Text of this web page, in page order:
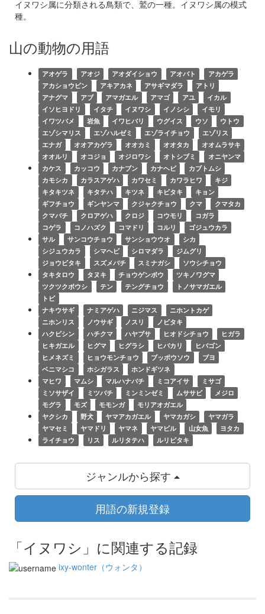
イヌワシ属に分類される鳥類で、鷲の一種。イヌワシ属の模式
種。
山の動物の用語
アオゲラ アオジ アオダイショウ アオバト
アカゲラ
アカショウビン
アキアカネ アサギマダラ
アトリ
アナグマ
アブ アマガエル アマゴ アユ
イカル
イソヒヨドリ
イタチ イヌワシ イノシシ
イモリ
イワツバメ
岩魚 イワヒバリ ウグイス ウソ
ウトウ
エゾシマリス
エゾハルゼミ エゾライチョウ
エゾリス
エナガ
オオアカゲラ オオカミ オオタカ
オオムラサキ
オオルリ
オコジョ オジロワシ オトシブミ
オニヤンマ
カケス
カッコウ カナブン カナヘビ
カブトムシ
カモシカ
カラスアゲハ カワセミ カワラヒワ
キジ
キタキツネ
キタテハ キツネ キビタキ
キョン
ギフチョウ
ギンヤンマ クジャクチョウ クマ
クマタカ
クマバチ
クロアゲハ クロジ コウモリ
コガラ
コゲラ
コノハズク コマドリ コルリ
ゴジュウカラ
サル
サンコウチョウ サンショウウオ
シカ
シジュウカラ
シマヘビ シロマダラ
ジムグリ
ジョウビタキ
スズメバチ スミナガシ
ソウシチョウ
タキタロウ
タヌキ チョウゲンボウ
ツキノワグマ
ツクツクボウシ
テン テングチョウ
トノサマガエル
トビ
ナキウサギ
ナミアゲハ ニジマス
ニホントカゲ
ニホンリス
ノウサギ ノスリ
ノビタキ
ハクビシン
ハチクマ ハヤブサ ヒオドシチョウ
ヒガラ
ヒキガエル
ヒグマ ヒグラシ ヒバカリ
ヒバゴン
ヒメネズミ
ヒョウモンチョウ ブッポウソウ
ブヨ
ベニマシコ
ホシガラス
ホンドギツネ
マヒワ
マムシ マルハナバチ ミコアイサ
ミサゴ
ミソサザイ
ミツバチ ミンミンゼミ ムササビ
メジロ
モグラ
モズ モモンガ
モリアオガエル
ヤクシカ
野犬 ヤマアカガエル ヤマカガシ
ヤマガラ
ヤマセミ
ヤマドリ ヤマネ ヤマビル 山女魚
ヨタカ
ライチョウ
リス ルリタテハ ルリビタキ
ジャンルから探す
用語の新規登録
「イヌワシ」に関連する記録
ixy-wonter（ウォンタ）